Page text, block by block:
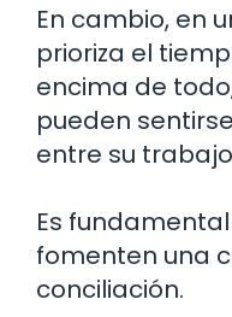
En cambio, en
prioriza el
encima de
pueden
entre su
Es
fomenten una
conciliación.